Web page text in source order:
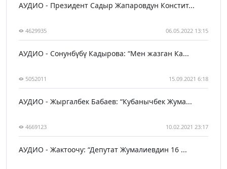
АУДИО - Президент Садыр Жапаровдун Констит...
4629935 06.05.2022 13:15
АУДИО - Сонунбүбү Кадырова: “Мен жазган Ка...
5052011 15.09.2021 6:18
АУДИО - Жыргалбек Бабаев: “Кубанычбек Жума...
4669123 10.02.2021 23:17
АУДИО - Жактоочу: “Депутат Жумалиевдин 16 ...